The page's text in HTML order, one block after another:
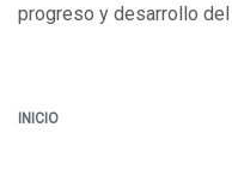
progreso y desarrollo
INICIO